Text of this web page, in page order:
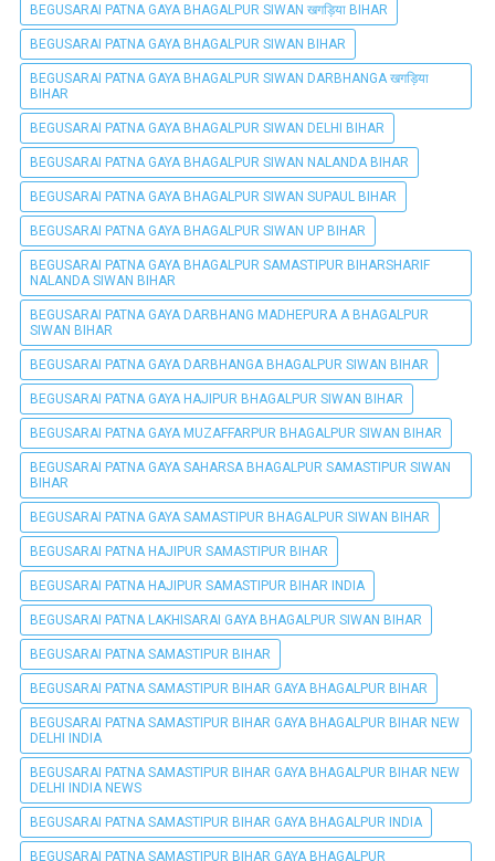
BEGUSARAI PATNA GAYA BHAGALPUR SIWAN खगड़िया BIHAR
BEGUSARAI PATNA GAYA BHAGALPUR SIWAN BIHAR
BEGUSARAI PATNA GAYA BHAGALPUR SIWAN DARBHANGA खगड़िया
BIHAR
BEGUSARAI PATNA GAYA BHAGALPUR SIWAN DELHI BIHAR
BEGUSARAI PATNA GAYA BHAGALPUR SIWAN NALANDA BIHAR
BEGUSARAI PATNA GAYA BHAGALPUR SIWAN SUPAUL BIHAR
BEGUSARAI PATNA GAYA BHAGALPUR SIWAN UP BIHAR
BEGUSARAI PATNA GAYA BHAGALPUR SAMASTIPUR BIHARSHARIF
NALANDA SIWAN BIHAR
BEGUSARAI PATNA GAYA DARBHANG MADHEPURA A BHAGALPUR
SIWAN BIHAR
BEGUSARAI PATNA GAYA DARBHANGA BHAGALPUR SIWAN BIHAR
BEGUSARAI PATNA GAYA HAJIPUR BHAGALPUR SIWAN BIHAR
BEGUSARAI PATNA GAYA MUZAFFARPUR BHAGALPUR SIWAN BIHAR
BEGUSARAI PATNA GAYA SAHARSA BHAGALPUR SAMASTIPUR SIWAN
BIHAR
BEGUSARAI PATNA GAYA SAMASTIPUR BHAGALPUR SIWAN BIHAR
BEGUSARAI PATNA HAJIPUR SAMASTIPUR BIHAR
BEGUSARAI PATNA HAJIPUR SAMASTIPUR BIHAR INDIA
BEGUSARAI PATNA LAKHISARAI GAYA BHAGALPUR SIWAN BIHAR
BEGUSARAI PATNA SAMASTIPUR BIHAR
BEGUSARAI PATNA SAMASTIPUR BIHAR GAYA BHAGALPUR BIHAR
BEGUSARAI PATNA SAMASTIPUR BIHAR GAYA BHAGALPUR BIHAR NEW
DELHI INDIA
BEGUSARAI PATNA SAMASTIPUR BIHAR GAYA BHAGALPUR BIHAR NEW
DELHI INDIA NEWS
BEGUSARAI PATNA SAMASTIPUR BIHAR GAYA BHAGALPUR INDIA
BEGUSARAI PATNA SAMASTIPUR BIHAR GAYA BHAGALPUR